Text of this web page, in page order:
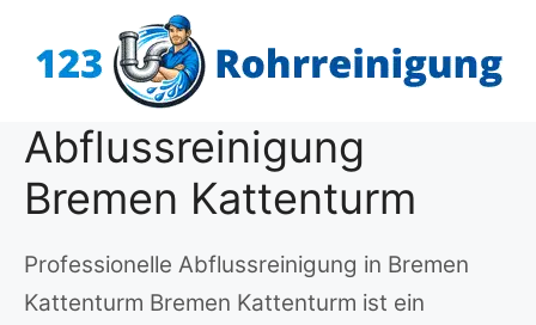
Inhalt
Abflussreinigung
Bremen Kattenturm
Professionelle Abflussreinigung in Bremen
Kattenturm Bremen Kattenturm ist ein